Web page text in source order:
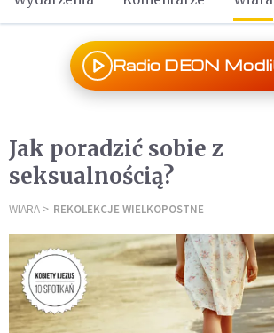
Radio DEON
Jak poradzić sobie z
seksualnością?
WIARA REKOLEKCJE WIELKOPOSTNE